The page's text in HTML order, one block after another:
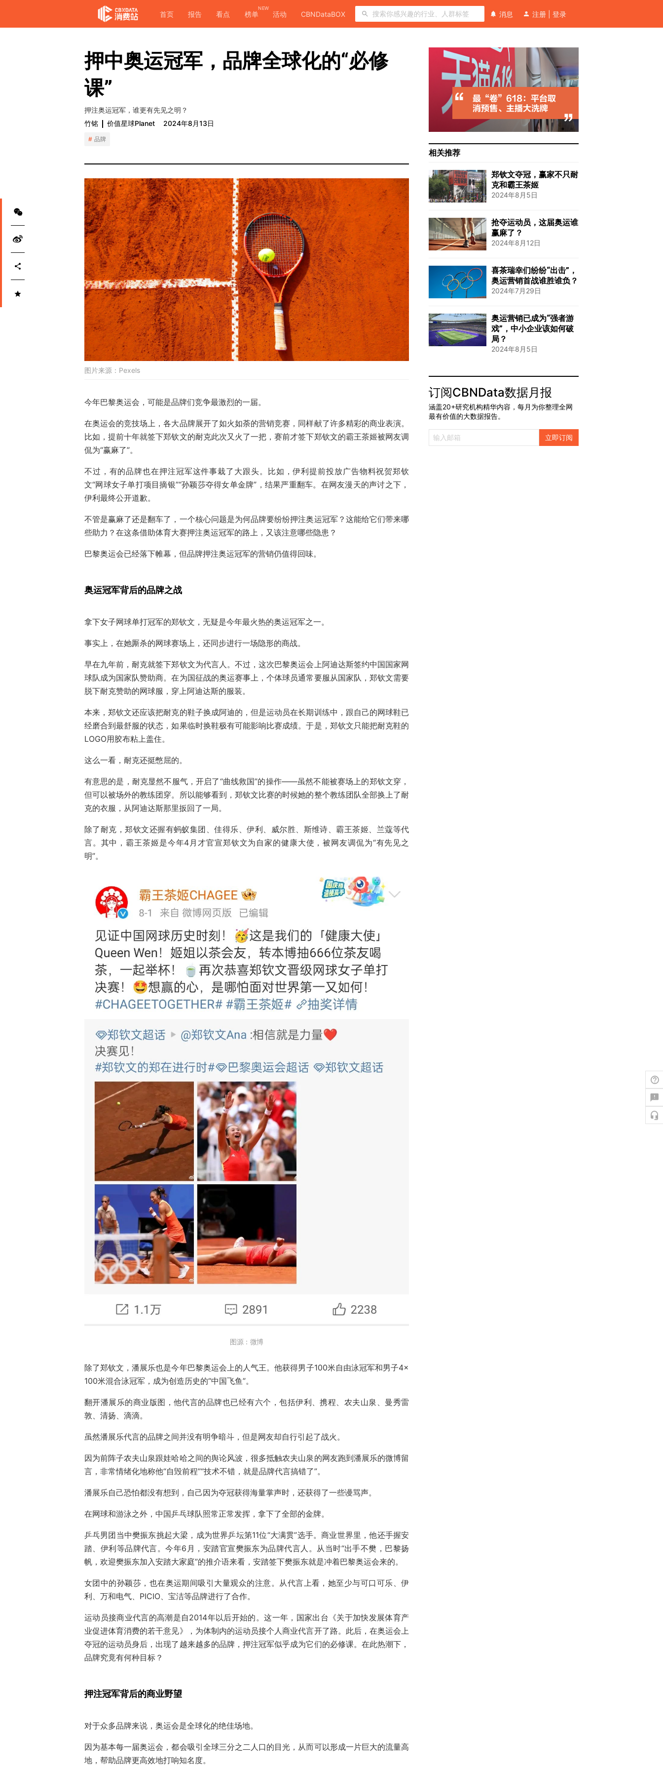
首页 报告 看点 榜单
NEW
活动 CBNDataBOX 消息 注册 登录
押中奥运冠军，品牌全球化的“必修
课”
押注奥运冠军，谁更有先见之明？
竹铭
价值星球Planet 2024年8月13日
品牌
图片来源： Pexels
今年巴黎奥运会，可能是品牌们竞争最激烈的一届。
在奥运会的竞技场上，各大品牌展开了如火如荼的营销竞赛，同样献了许多精彩的商业表演。
比如，提前十年就签下郑钦文的耐克此次又火了一把，赛前才签下郑钦文的霸王茶姬被网友调
侃为“赢麻了”。
不过，有的品牌也在押注冠军这件事栽了大跟头。比如，伊利提前投放广告物料祝贺郑钦
文“网球女子单打项目摘银”“孙颖莎夺得女单金牌”，结果严重翻车。在网友漫天的声讨之下，
伊利最终公开道歉。
不管是赢麻了还是翻车了，一个核心问题是为何品牌要纷纷押注奥运冠军？这能给它们带来哪
些助力？在这条借助体育大赛押注奥运冠军的路上，又该注意哪些隐患？
巴黎奥运会已经落下帷幕，但品牌押注奥运冠军的营销仍值得回味。
奥运冠军背后的品牌之战
拿下女子网球单打冠军的郑钦文，无疑是今年最火热的奥运冠军之一。
事实上，在她厮杀的网球赛场上，还同步进行一场隐形的商战。
早在九年前，耐克就签下郑钦文为代言人。不过，这次巴黎奥运会上阿迪达斯签约中国国家网
球队成为国家队赞助商。在为国征战的奥运赛事上，个体球员通常要服从国家队，郑钦文需要
脱下耐克赞助的网球服，穿上阿迪达斯的服装。
本来，郑钦文还应该把耐克的鞋子换成阿迪的，但是运动员在长期训练中，跟自己的网球鞋已
经磨合到最舒服的状态，如果临时换鞋极有可能影响比赛成绩。于是，郑钦文只能把耐克鞋的
LOGO用胶布粘上盖住。
这么一看，耐克还挺憋屈的。
有意思的是，耐克显然不服气，开启了“曲线救国”的操作——虽然不能被赛场上的郑钦文穿，
但可以被场外的教练团穿。所以能够看到，郑钦文比赛的时候她的整个教练团队全部换上了耐
克的衣服，从阿迪达斯那里扳回了一局。
除了耐克，郑钦文还握有蚂蚁集团、佳得乐、伊利、威尔胜、斯维诗、霸王茶姬、兰蔻等代
言。其中，霸王茶姬是今年4月才官宣郑钦文为自家的健康大使，被网友调侃为“有先见之
明”。
图源：微博
除了郑钦文，潘展乐也是今年巴黎奥运会上的人气王。他获得男子100米自由泳冠军和男子4×
100米混合泳冠军，成为创造历史的“中国飞鱼”。
翻开潘展乐的商业版图，他代言的品牌也已经有六个，包括伊利、携程、农夫山泉、曼秀雷
敦、清扬、滴滴。
虽然潘展乐代言的品牌之间并没有明争暗斗，但是网友却自行引起了战火。
因为前阵子农夫山泉跟娃哈哈之间的舆论风波，很多抵触农夫山泉的网友跑到潘展乐的微博留
言，非常情绪化地称他“自毁前程”“技术不错，就是品牌代言搞错了”。
潘展乐自己恐怕都没有想到，自己因为夺冠获得海量掌声时，还获得了一些谩骂声。
在网球和游泳之外，中国乒乓球队照常正常发挥，拿下了全部的金牌。
乒乓男团当中樊振东挑起大梁，成为世界乒坛第11位“大满贯”选手。商业世界里，他还手握安
踏、伊利等品牌代言。今年6月，安踏官宣樊振东为品牌代言人。从当时“出手不樊，巴黎扬
帆，欢迎樊振东加入安踏大家庭”的推介语来看，安踏签下樊振东就是冲着巴黎奥运会来的。
女团中的孙颖莎，也在奥运期间吸引大量观众的注意。从代言上看，她至少与可口可乐、伊
利、万和电气、PICIO、宝洁等品牌进行了合作。
运动员接商业代言的高潮是自2014年以后开始的。这一年，国家出台《关于加快发展体育产
业促进体育消费的若干意见》，为体制内的运动员接个人商业代言开了路。此后，在奥运会上
夺冠的运动员身后，出现了越来越多的品牌，押注冠军似乎成为它们的必修课。在此热潮下，
品牌究竟有何种目标？
押注冠军背后的商业野望
对于众多品牌来说，奥运会是全球化的绝佳场地。
因为基本每一届奥运会，都会吸引全球三分之二人口的目光，从而可以形成一片巨大的流量高
地，帮助品牌更高效地打响知名度。
相关推荐
郑钦文夺冠，赢家不只耐
克和霸王茶姬
2024年8月5日
抢夺运动员，这届奥运谁
赢麻了？
2024年8月12日
喜茶瑞幸们纷纷“出击”，
奥运营销首战谁胜谁负？
2024年7月29日
奥运营销已成为“强者游
戏”，中小企业该如何破
局？
2024年8月5日
订阅CBNData数据月报
涵盖20+研究机构精华内容，每月为你整理全网
最有价值的大数据报告。
立即订阅